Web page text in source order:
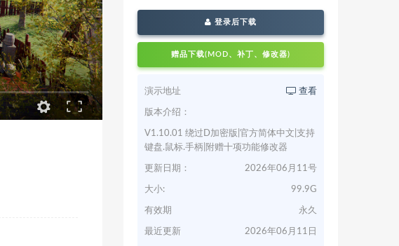
登录后下载
赠品下载(MOD、补丁、修改器)
演示地址 查看
版本介绍：
V1.10.01 绕过D加密版|官方简体中文|支持
键盘.鼠标.手柄|附赠十项功能修改器
更新日期： 2026年06月11号
大小: 99.9G
有效期 永久
最近更新 2026年06月11日